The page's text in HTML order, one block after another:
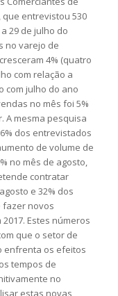
entrevistou 530
29 de julho do
no varejo de
4% (quatro
com relação a
com julho do ano
no mês foi 5%
A mesma pesquisa
dos entrevistados
de volume de
no mês de agosto,
contratar
e 32% dos
novos
Estes números
que o setor de
enfrenta os efeitos
tempos de
no
estas novas